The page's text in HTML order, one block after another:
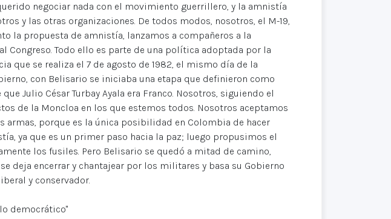
negociar nada con el movimiento guerrillero, y la amnistía
y las otras organizaciones. De todos modos, nosotros, el M-19,
la propuesta de amnistía, lanzamos a compañeros a la
Todo ello es parte de una política adoptada por la
que se realiza el 7 de agosto de 1982, el mismo día de la
con Belisario se iniciaba una etapa que definieron como
Julio César Turbay Ayala era Franco. Nosotros, siguiendo el
de la Moncloa en los que estemos todos. Nosotros aceptamos
armas, porque es la única posibilidad en Colombia de hacer
ya que es un primer paso hacia la paz; luego propusimos el
los fusiles. Pero Belisario se quedó a mitad de camino,
deja encerrar y chantajear por los militares y basa su Gobierno
y conservador.
democrático"